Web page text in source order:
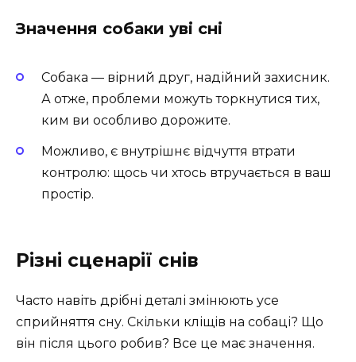
Значення собаки уві сні
Собака — вірний друг, надійний захисник.
А отже, проблеми можуть торкнутися тих,
ким ви особливо дорожите.
Можливо, є внутрішнє відчуття втрати
контролю: щось чи хтось втручається в ваш
простір.
Різні сценарії снів
Часто навіть дрібні деталі змінюють усе
сприйняття сну. Скільки кліщів на собаці? Що
він після цього робив? Все це має значення.